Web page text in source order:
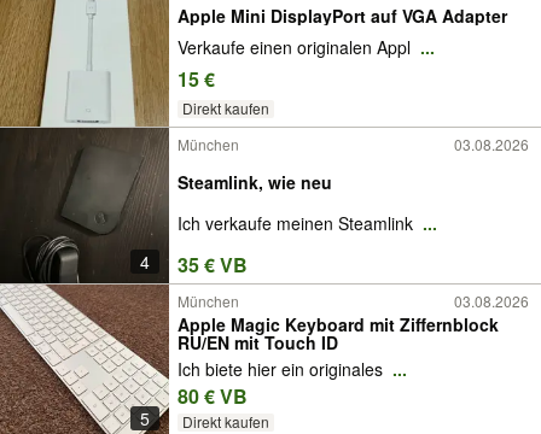
Apple Mini DisplayPort auf VGA Adapter
Verkaufe einen originalen Appl ...
15 €
Direkt kaufen
4
München 03.08.2026
Steamlink, wie neu
Ich verkaufe meinen Steamlink ...
35 € VB
5
München 03.08.2026
Apple Magic Keyboard mit Ziffernblock
RU/EN mit Touch ID
Ich biete hier ein originales ...
80 € VB
Direkt kaufen